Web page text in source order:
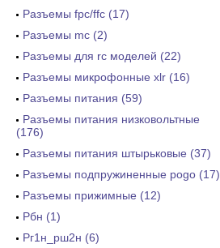
Разъемы fpc/ffc (17)
Разъемы mc (2)
Разъемы для rc моделей (22)
Разъемы микрофонные xlr (16)
Разъемы питания (59)
Разъемы питания низковольтные
(176)
Разъемы питания штырьковые (37)
Разъемы подпружиненные pogo (17)
Разъемы прижимные (12)
Рбн (1)
Рг1н_рш2н (6)